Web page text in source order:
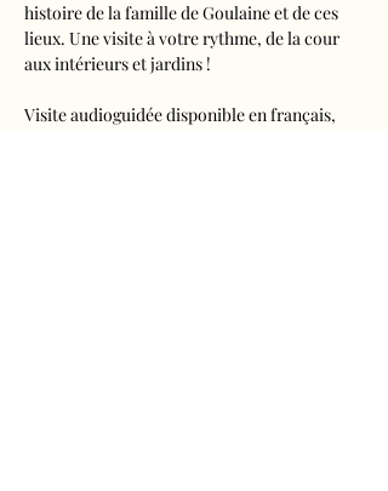
histoire de la famille de Goulaine et de ces
lieux. Une visite à votre rythme, de la cour
aux intérieurs et jardins !
Visite audioguidée disponible en français,